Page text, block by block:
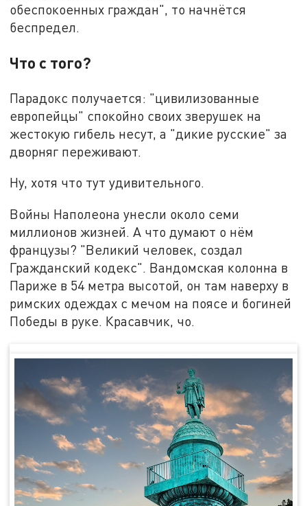
обеспокоенных граждан", то начнётся
беспредел.
Что с того?
Парадокс получается: "цивилизованные
европейцы" спокойно своих зверушек на
жестокую гибель несут, а "дикие русские" за
дворняг переживают.
Ну, хотя что тут удивительного.
Войны Наполеона унесли около семи
миллионов жизней. А что думают о нём
французы? "Великий человек, создал
Гражданский кодекс". Вандомская колонна в
Париже в 54 метра высотой, он там наверху в
римских одеждах с мечом на поясе и богиней
Победы в руке. Красавчик, чо.